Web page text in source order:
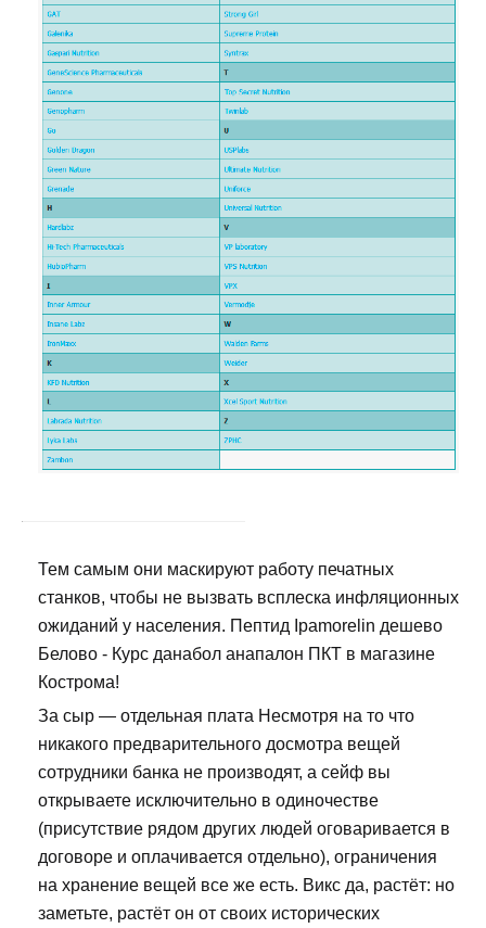
Тем самым они маскируют работу печатных
станков, чтобы не вызвать всплеска инфляционных
ожиданий у населения. Пептид Ipamorelin дешево
Белово - Курс данабол анапалон ПКТ в магазине
Кострома!
За сыр — отдельная плата Несмотря на то что
никакого предварительного досмотра вещей
сотрудники банка не производят, а сейф вы
открываете исключительно в одиночестве
(присутствие рядом других людей оговаривается в
договоре и оплачивается отдельно), ограничения
на хранение вещей все же есть. Викс да, растёт: но
заметьте, растёт он от своих исторических